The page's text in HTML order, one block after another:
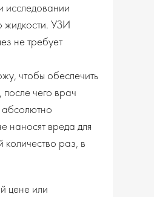
исследовании
жидкости. УЗИ
не требует
чтобы обеспечить
чего врач
абсолютно
наносят вреда для
раз, в
цене или